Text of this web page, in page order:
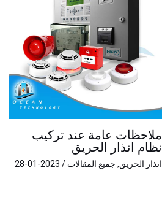
ملاحظات عامة عند تركيب
نظام انذار الحريق
انذار الحريق, جميع المقالات /
2023-01-28